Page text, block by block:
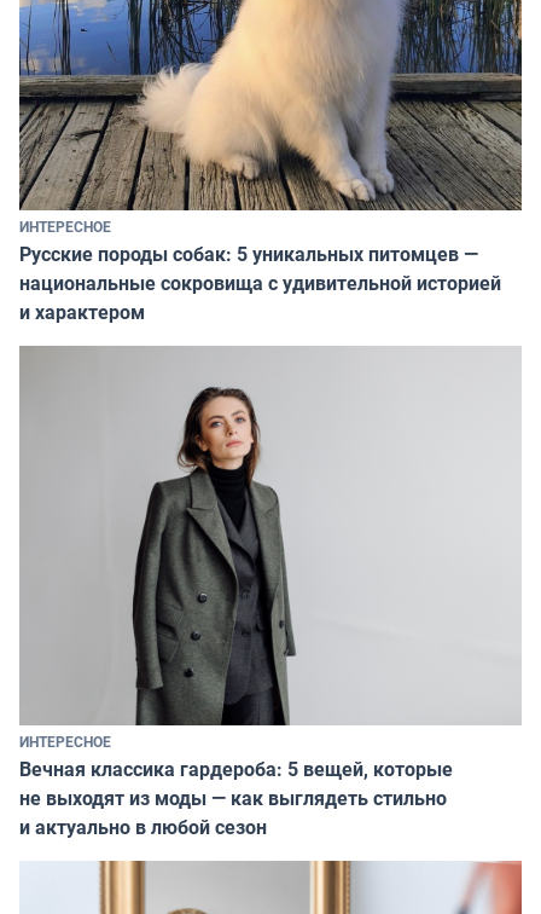
ИНТЕРЕСНОЕ
Русские породы собак: 5 уникальных питомцев —
национальные сокровища с удивительной историей
и характером
ИНТЕРЕСНОЕ
Вечная классика гардероба: 5 вещей, которые
не выходят из моды — как выглядеть стильно
и актуально в любой сезон